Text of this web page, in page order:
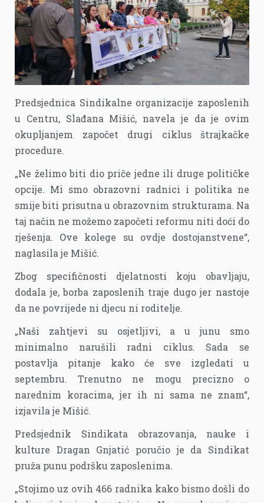
Predsjednica Sindikalne organizacije zaposlenih
u Centru, Slađana Mišić, navela je da je ovim
okupljanjem započet drugi ciklus štrajkačke
procedure.
„Ne želimo biti dio priče jedne ili druge političke
opcije. Mi smo obrazovni radnici i politika ne
smije biti prisutna u obrazovnim strukturama. Na
taj način ne možemo započeti reformu niti doći do
rješenja. Ove kolege su ovdje dostojanstvene“,
naglasila je Mišić.
Zbog specifičnosti djelatnosti koju obavljaju,
dodala je, borba zaposlenih traje dugo jer nastoje
da ne povrijede ni djecu ni roditelje.
„Naši zahtjevi su osjetljivi, a u junu smo
minimalno narušili radni ciklus. Sada se
postavlja pitanje kako će sve izgledati u
septembru. Trenutno ne mogu precizno o
narednim koracima, jer ih ni sama ne znam“,
izjavila je Mišić.
Predsjednik Sindikata obrazovanja, nauke i
kulture Dragan Gnjatić poručio je da Sindikat
pruža punu podršku zaposlenima.
„Stojimo uz ovih 466 radnika kako bismo došli do